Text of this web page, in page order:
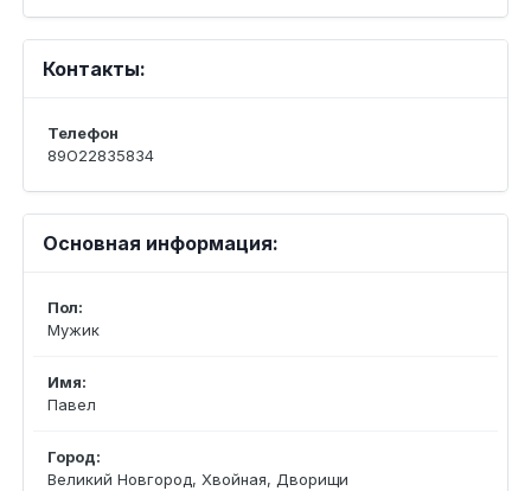
Контакты:
Телефон
89О228З5834
Основная информация:
Пол:
Мужик
Имя:
Павел
Город:
Великий Новгород, Хвойная, Дворищи